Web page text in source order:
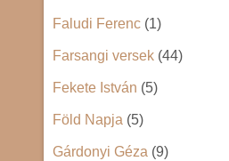
Faludi Ferenc (1)
Farsangi versek (44)
Fekete István (5)
Föld Napja (5)
Gárdonyi Géza (9)